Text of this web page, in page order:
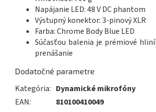
Napájanie LED: 48 V DC phantom
Výstupný konektor: 3-pinový XLR
Farba:Chrome Body Blue LED
Súčasťou balenia je prémiové
prenášanie
Dodatočné parametre
Kategória: Dynamické mikrofóny
EAN: 810100410049